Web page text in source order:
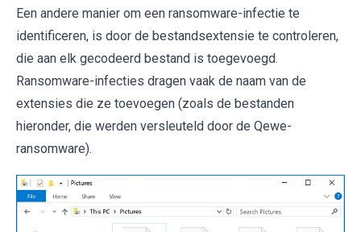
Een andere manier om een ​​ransomware-infectie te
identificeren, is door de bestandsextensie te controleren,
die aan elk gecodeerd bestand is toegevoegd.
Ransomware-infecties dragen vaak de naam van de
extensies die ze toevoegen (zoals de bestanden
hieronder, die werden versleuteld door de Qewe-
ransomware).